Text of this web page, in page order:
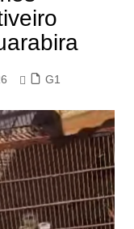
G1